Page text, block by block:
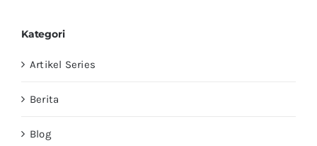
Kategori
Artikel Series
Berita
Blog